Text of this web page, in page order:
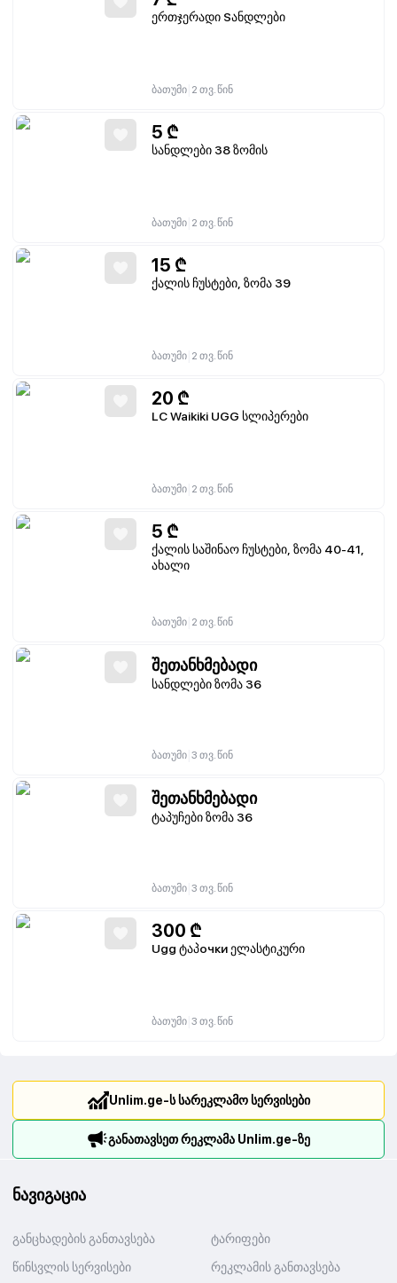
ერთჯერადი Sანდლები
ბათუმი 2 თვ. წინ
5 ₾
სანდლები 38 ზომის
ბათუმი 2 თვ. წინ
15 ₾
ქალის ჩუსტები, ზომა 39
ბათუმი 2 თვ. წინ
20 ₾
LC Waikiki UGG სლიპერები
ბათუმი 2 თვ. წინ
5 ₾
ქალის საშინაო ჩუსტები, ზომა 40-41,
ახალი
ბათუმი 2 თვ. წინ
შეთანხმებადი
სანდლები ზომა 36
ბათუმი 3 თვ. წინ
შეთანხმებადი
ტაპუჩები ზომა 36
ბათუმი 3 თვ. წინ
300 ₾
Ugg ტაპочки ელასტიკური
ბათუმი 3 თვ. წინ
Unlim.ge-ს სარეკლამო სერვისები
განათავსეთ რეკლამა Unlim.ge-ზე
ნავიგაცია
განცხადების განთავსება
ტარიფები
წინსვლის სერვისები
რეკლამის განთავსება